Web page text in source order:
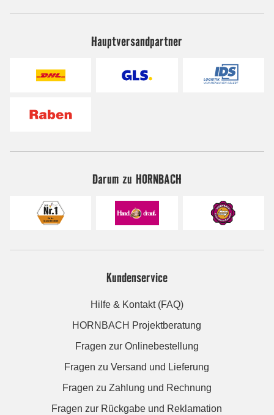
Hauptversandpartner
Darum zu HORNBACH
Kundenservice
Hilfe & Kontakt (FAQ)
HORNBACH Projektberatung
Fragen zur Onlinebestellung
Fragen zu Versand und Lieferung
Fragen zu Zahlung und Rechnung
Fragen zur Rückgabe und Reklamation